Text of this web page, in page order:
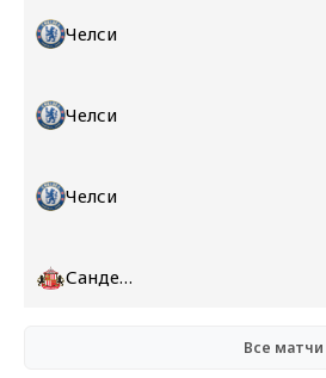
Челси
Челси
Челси
Сандерленд
Все матчи